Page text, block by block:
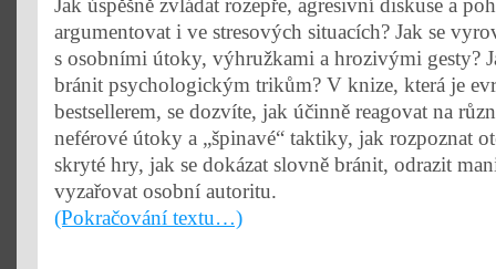
argumentovat i ve stresových situacích? Jak se
s osobními útoky, výhružkami a hrozivými gesty?
bránit psychologickým trikům? V knize, která je
bestsellerem, se dozvíte, jak účinně reagovat na
neférové útoky a „špinavé“ taktiky, jak rozpoznat
skryté hry, jak se dokázat slovně bránit, odrazit
vyzařovat osobní autoritu.
(Pokračování textu…)